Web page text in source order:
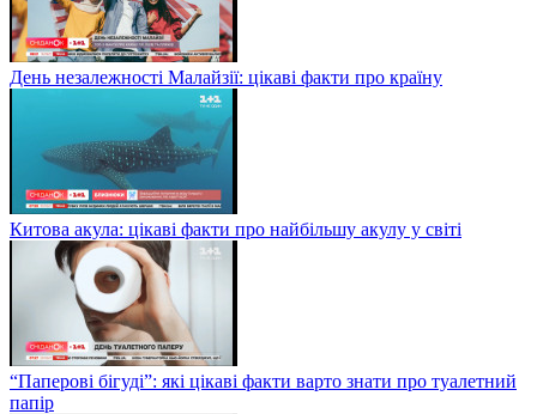
День незалежності Малайзії: цікаві факти про країну
Китова акула: цікаві факти про найбільшу акулу у світі
“Паперові бігуді”: які цікаві факти варто знати про туалетний
папір